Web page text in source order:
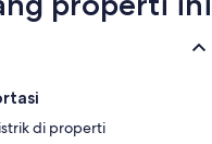
saluran TV premium
di properti